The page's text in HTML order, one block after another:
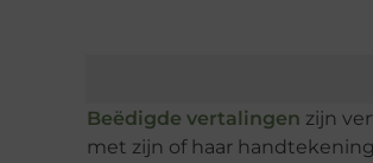
Beëdigde vertalingen zijn
met zijn of haar